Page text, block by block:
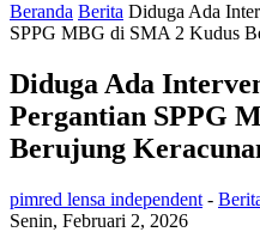
Beranda Berita Diduga Ada
SPPG MBG di SMA 2 Kudus
Diduga Ada
Pergantian SPPG
Berujung
pimred lensa independent -
Senin, Februari 2, 2026